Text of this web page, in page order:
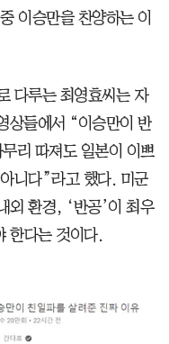
이승만을 찬양하는 이
다루는 최영효씨는 자
상들에서 “이승만이 반
리 따져도 일본이 이쁘
니다”라고 했다. 미군
외 환경, ‘반공’이 최우
한다는 것이다.